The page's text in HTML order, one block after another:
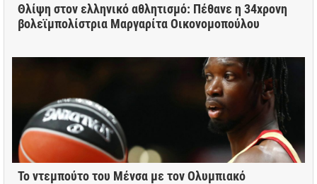
Θλίψη στον ελληνικό αθλητισμό: Πέθανε η 34χρονη
βολεϊμπολίστρια Μαργαρίτα Οικονομοπούλου
Το ντεμπούτο του Μένσα με τον Ολυμπιακό